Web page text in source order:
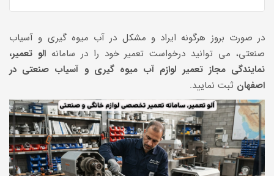
در صورت بروز هرگونه ایراد و مشکل در آب میوه گیری و آسیاب
صنعتی، می توانید درخواست تعمیر خود را در سامانهالو تعمیر،
نمایندگی مجاز تعمیر لوازم آب میوه گیری و آسیاب صنعتی در
اصفهان ثبت نمایید.